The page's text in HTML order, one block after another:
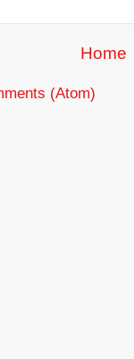
Home
(Atom)